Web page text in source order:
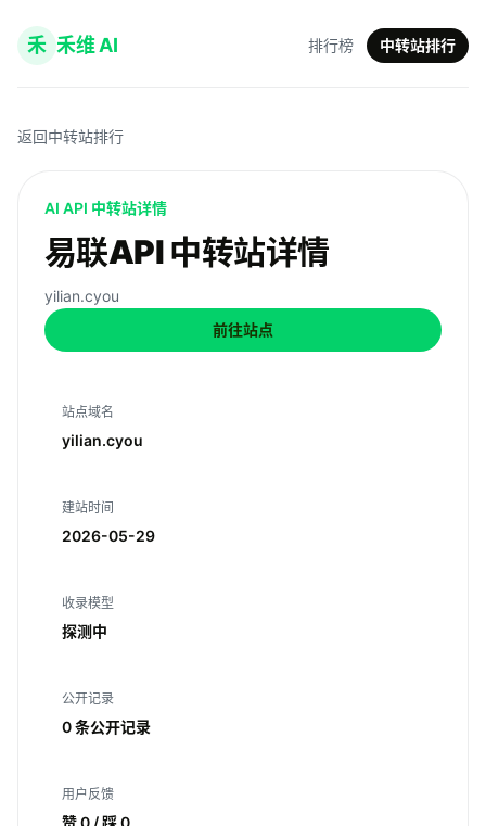
禾 禾维 AI 排行榜 中转站排行
返回中转站排行
AI API 中转站详情
易联API 中转站详情
yilian.cyou
前往站点
站点域名
yilian.cyou
建站时间
2026-05-29
收录模型
探测中
公开记录
0 条公开记录
用户反馈
赞 0 / 踩 0